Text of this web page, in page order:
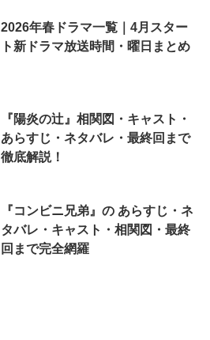
2026年春ドラマ一覧｜4月スター
ト新ドラマ放送時間・曜日まとめ
『陽炎の辻』相関図・キャスト・
あらすじ・ネタバレ・最終回まで
徹底解説！
『コンビニ兄弟』の あらすじ・ネ
タバレ・キャスト・相関図・最終
回まで完全網羅